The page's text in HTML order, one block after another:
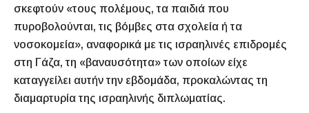
σκεφτούν «τους πολέμους, τα παιδιά που
πυροβολούνται, τις βόμβες στα σχολεία ή τα
νοσοκομεία», αναφορικά με τις ισραηλινές επιδρομές
στη Γάζα, τη «βαναυσότητα» των οποίων είχε
καταγγείλει αυτήν την εβδομάδα, προκαλώντας τη
διαμαρτυρία της ισραηλινής διπλωματίας.